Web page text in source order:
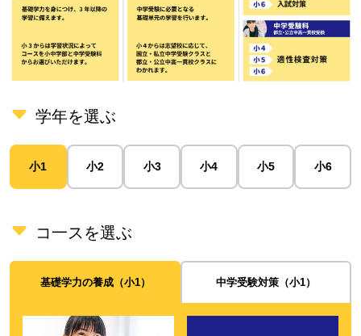
学年を選ぶ
小1 小2 小3 小4 小5 小6
コ一スを選ぶ
基礎学力の養成（小1） 中学受験対策（小1）